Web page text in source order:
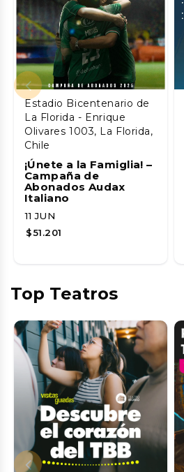
Estadio Bicentenario de
La Florida - Enrique
Olivares 1003, La Florida,
Chile
¡Únete a la Famiglia! –
Campaña de
Abonados Audax
Italiano
11 JUN
$51.201
Top Teatros